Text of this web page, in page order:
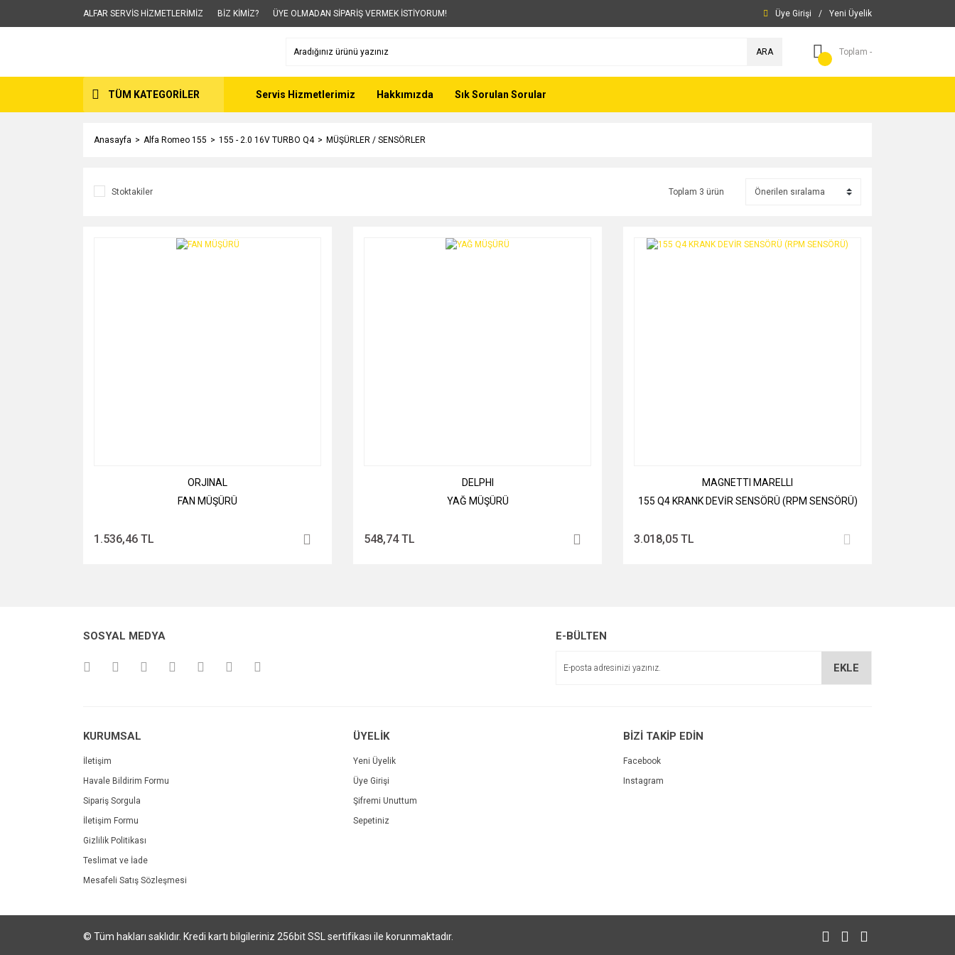
ALFAR SERVİS HİZMETLERİMİZ BİZ KİMİZ? ÜYE OLMADAN SİPARİŞ VERMEK İSTİYORUM! Üye Girişi / Yeni Üyelik
ARA Toplam -
TÜM KATEGORİLER Servis Hizmetlerimiz Hakkımızda Sık Sorulan Sorular
Anasayfa Alfa Romeo 155 155 - 2.0 16V TURBO Q4 MÜŞÜRLER / SENSÖRLER
Stoktakiler Toplam 3 ürün
ORJINAL
FAN MÜŞÜRÜ
1.536,46 TL
DELPHI
YAĞ MÜŞÜRÜ
548,74 TL
MAGNETTI MARELLI
155 Q4 KRANK DEVİR SENSÖRÜ (RPM SENSÖRÜ)
3.018,05 TL
SOSYAL MEDYA E-BÜLTEN
EKLE
KURUMSAL
İletişim
Havale Bildirim Formu
Sipariş Sorgula
İletişim Formu
Gizlilik Politikası
Teslimat ve İade
Mesafeli Satış Sözleşmesi
ÜYELİK
Yeni Üyelik
Üye Girişi
Şifremi Unuttum
Sepetiniz
BİZİ TAKİP EDİN
Facebook
Instagram
© Tüm hakları saklıdır. Kredi kartı bilgileriniz 256bit SSL sertifikası ile korunmaktadır.